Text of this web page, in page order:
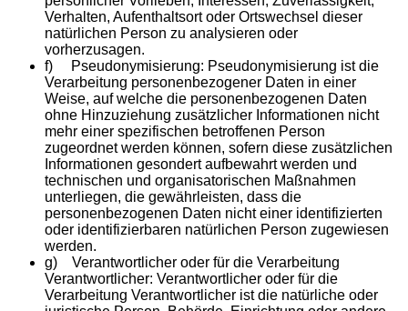
Verhalten, Aufenthaltsort oder Ortswechsel dieser
natürlichen Person zu analysieren oder
vorherzusagen.
f) Pseudonymisierung: Pseudonymisierung ist die
Verarbeitung personenbezogener Daten in einer
Weise, auf welche die personenbezogenen Daten
ohne Hinzuziehung zusätzlicher Informationen nicht
mehr einer spezifischen betroffenen Person
zugeordnet werden können, sofern diese zusätzlichen
Informationen gesondert aufbewahrt werden und
technischen und organisatorischen Maßnahmen
unterliegen, die gewährleisten, dass die
personenbezogenen Daten nicht einer identifizierten
oder identifizierbaren natürlichen Person zugewiesen
werden.
g) Verantwortlicher oder für die Verarbeitung
Verantwortlicher: Verantwortlicher oder für die
Verarbeitung Verantwortlicher ist die natürliche oder